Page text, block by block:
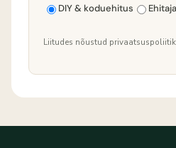
DIY & koduehitus
Liitudes nõustud